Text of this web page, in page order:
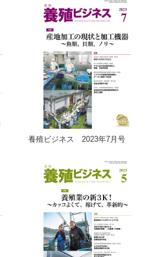
養殖ビジネス 2023年7月号